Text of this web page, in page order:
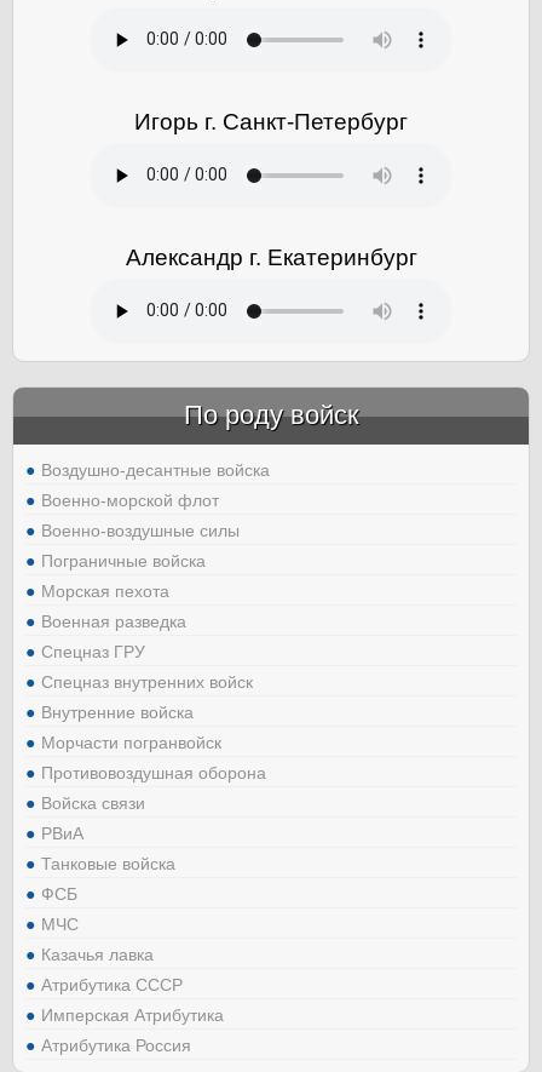
Игорь г. Санкт-Петербург
Александр г. Екатеринбург
По роду войск
Воздушно-десантные войска
Военно-морской флот
Военно-воздушные силы
Пограничные войска
Морская пехота
Военная разведка
Спецназ ГРУ
Спецназ внутренних войск
Внутренние войска
Морчасти погранвойск
Противовоздушная оборона
Войска связи
РВиА
Танковые войска
ФСБ
МЧС
Казачья лавка
Атрибутика СССР
Имперская Атрибутика
Атрибутика Россия